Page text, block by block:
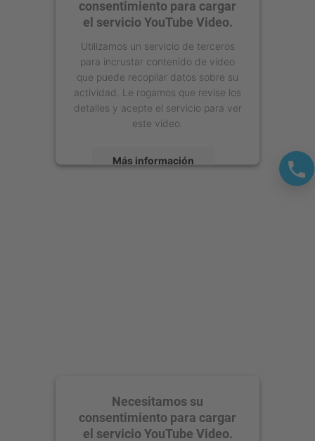
consentimiento para cargar
el servicio YouTube Video.
Utilizamos un servicio de terceros
para incrustar contenido de vídeo
que puede recopilar datos sobre su
actividad. Le rogamos que revise los
detalles y acepte el servicio para ver
este vídeo.
Más información
Necesitamos su
consentimiento para cargar
el servicio YouTube Video.